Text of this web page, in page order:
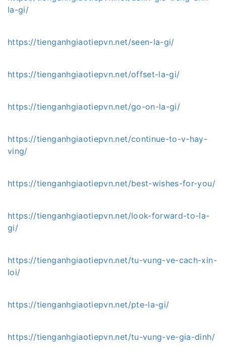
la-gi/
https://tienganhgiaotiepvn.net/seen-la-gi/
https://tienganhgiaotiepvn.net/offset-la-gi/
https://tienganhgiaotiepvn.net/go-on-la-gi/
https://tienganhgiaotiepvn.net/continue-to-v-hay-
ving/
https://tienganhgiaotiepvn.net/best-wishes-for-you/
https://tienganhgiaotiepvn.net/look-forward-to-la-
gi/
https://tienganhgiaotiepvn.net/tu-vung-ve-cach-xin-
loi/
https://tienganhgiaotiepvn.net/pte-la-gi/
https://tienganhgiaotiepvn.net/tu-vung-ve-gia-dinh/